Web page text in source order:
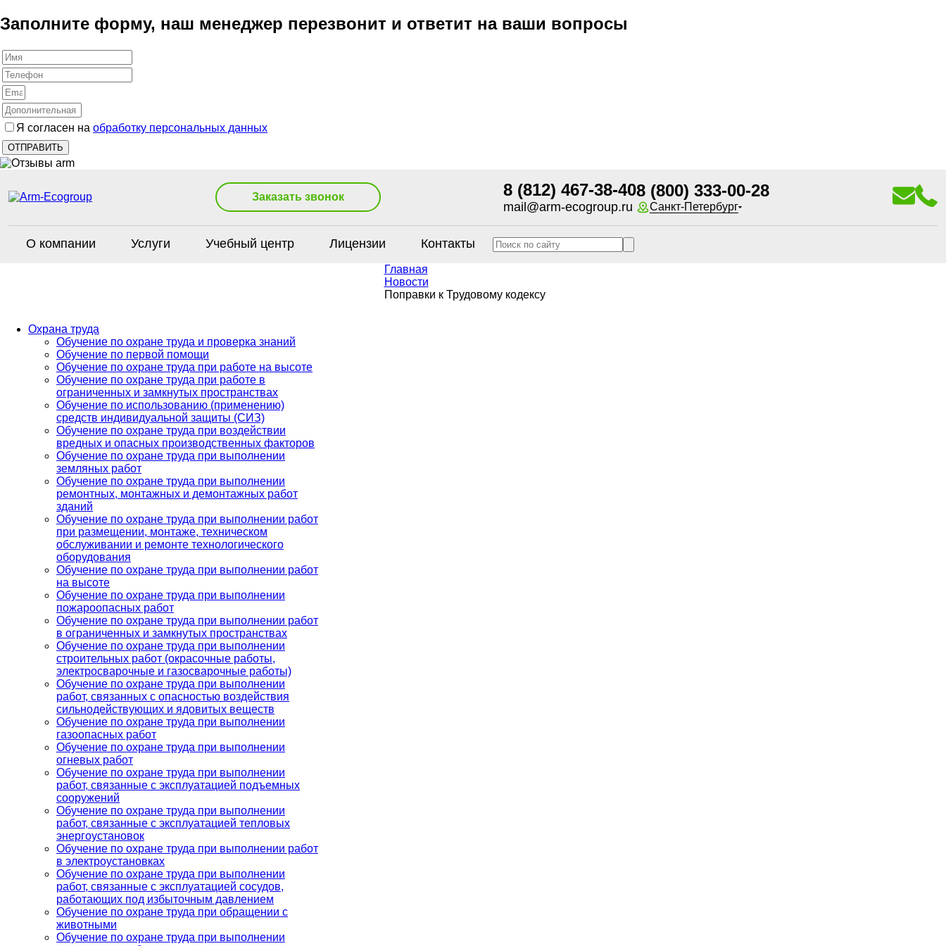
Заполните форму, наш менеджер перезвонит и ответит на ваши вопросы
Я согласен на обработку персональных данных
Заказать звонок 8 (812) 467-38-40
mail@arm-ecogroup.ru
8 (800) 333-00-28
Санкт-Петербург
О компании Услуги Учебный центр Лицензии Контакты
Главная
Новости
Поправки к Трудовому кодексу
Охрана труда
Обучение по охране труда и проверка знаний
Обучение по первой помощи
Обучение по охране труда при работе на высоте
Обучение по охране труда при работе в
ограниченных и замкнутых пространствах
Обучение по использованию (применению)
средств индивидуальной защиты (СИЗ)
Обучение по охране труда при воздействии
вредных и опасных производственных факторов
Обучение по охране труда при выполнении
земляных работ
Обучение по охране труда при выполнении
ремонтных, монтажных и демонтажных работ
зданий
Обучение по охране труда при выполнении работ
при размещении, монтаже, техническом
обслуживании и ремонте технологического
оборудования
Обучение по охране труда при выполнении работ
на высоте
Обучение по охране труда при выполнении
пожароопасных работ
Обучение по охране труда при выполнении работ
в ограниченных и замкнутых пространствах
Обучение по охране труда при выполнении
строительных работ (окрасочные работы,
электросварочные и газосварочные работы)
Обучение по охране труда при выполнении
работ, связанных с опасностью воздействия
сильнодействующих и ядовитых веществ
Обучение по охране труда при выполнении
газоопасных работ
Обучение по охране труда при выполнении
огневых работ
Обучение по охране труда при выполнении
работ, связанные с эксплуатацией подъемных
сооружений
Обучение по охране труда при выполнении
работ, связанные с эксплуатацией тепловых
энергоустановок
Обучение по охране труда при выполнении работ
в электроустановках
Обучение по охране труда при выполнении
работ, связанные с эксплуатацией сосудов,
работающих под избыточным давлением
Обучение по охране труда при обращении с
животными
Обучение по охране труда при выполнении